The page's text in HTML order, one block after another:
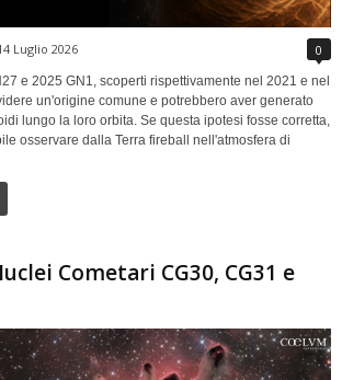
Luglio 2026 0
e 2025 GN1, scoperti rispettivamente nel 2021 e nel
un'origine comune e potrebbero aver generato
lungo la loro orbita. Se questa ipotesi fosse corretta,
osservare dalla Terra fireball nell'atmosfera di
Cometari CG30, CG31 e